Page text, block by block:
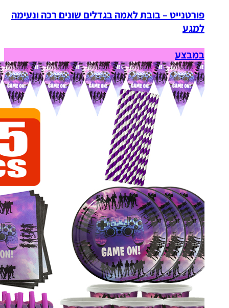
פורטנייט – בובת לאמה בגדלים שונים רכה ונעימה
למגע
במבצע